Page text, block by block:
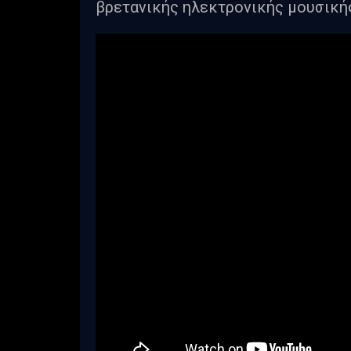
βρετανικής ηλεκτρονικής